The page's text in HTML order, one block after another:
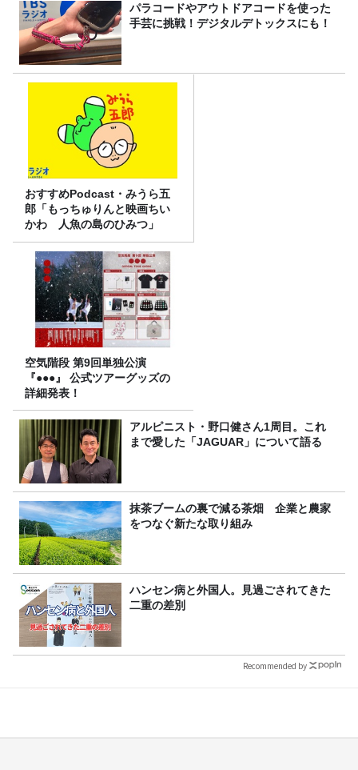
パラコードやアウトドアコードを使った
手芸に挑戦！デジタルデトックスにも！
おすすめPodcast・みうら五
郎「もっちゅりんと映画ちい
かわ 人魚の島のひみつ」
空気階段 第9回単独公演
『●●●』 公式ツアーグッズの
詳細発表！
アルピニスト・野口健さん1周目。これ
まで愛した「JAGUAR」について語る
抹茶ブームの裏で減る茶畑 企業と農家
をつなぐ新たな取り組み
ハンセン病と外国人。見過ごされてきた
二重の差別
Recommended by